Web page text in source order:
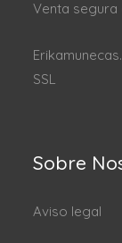
Venta segura
SSL
Sobre
Aviso legal